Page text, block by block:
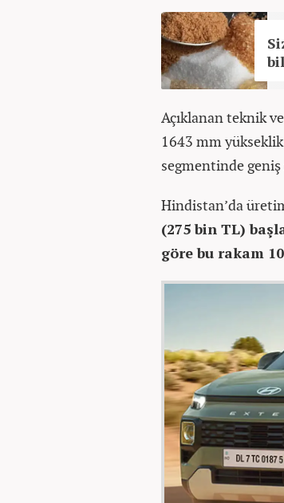
Açıklanan teknik
1643 mm
segmentinde
Hindistan’da
(275 bin TL)
göre bu rakam